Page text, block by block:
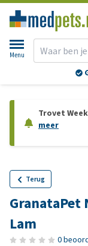
Menu
Trovet
meer
Terug
GranataPet
Lam
0